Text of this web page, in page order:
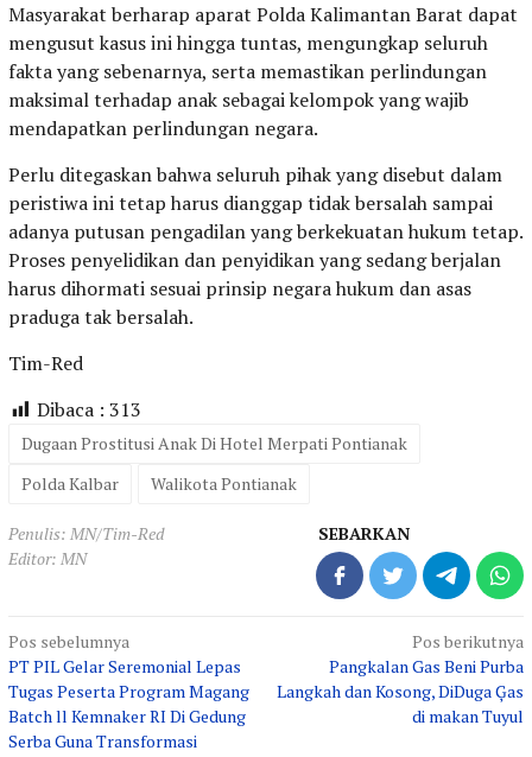
Masyarakat berharap aparat Polda Kalimantan Barat dapat
mengusut kasus ini hingga tuntas, mengungkap seluruh
fakta yang sebenarnya, serta memastikan perlindungan
maksimal terhadap anak sebagai kelompok yang wajib
mendapatkan perlindungan negara.
Perlu ditegaskan bahwa seluruh pihak yang disebut dalam
peristiwa ini tetap harus dianggap tidak bersalah sampai
adanya putusan pengadilan yang berkekuatan hukum tetap.
Proses penyelidikan dan penyidikan yang sedang berjalan
harus dihormati sesuai prinsip negara hukum dan asas
praduga tak bersalah.
Tim-Red
Dibaca : 313
Dugaan Prostitusi Anak Di Hotel Merpati Pontianak
Polda Kalbar
Walikota Pontianak
Penulis: MN/Tim-Red
Editor: MN
SEBARKAN
Navigasi
pos
Pos sebelumnya
PT PIL Gelar Seremonial Lepas
Tugas Peserta Program Magang
Batch ll Kemnaker RI Di Gedung
Serba Guna Transformasi
Pos berikutnya
Pangkalan Gas Beni Purba
Langkah dan Kosong, DiDuga Ģas
di makan Tuyul